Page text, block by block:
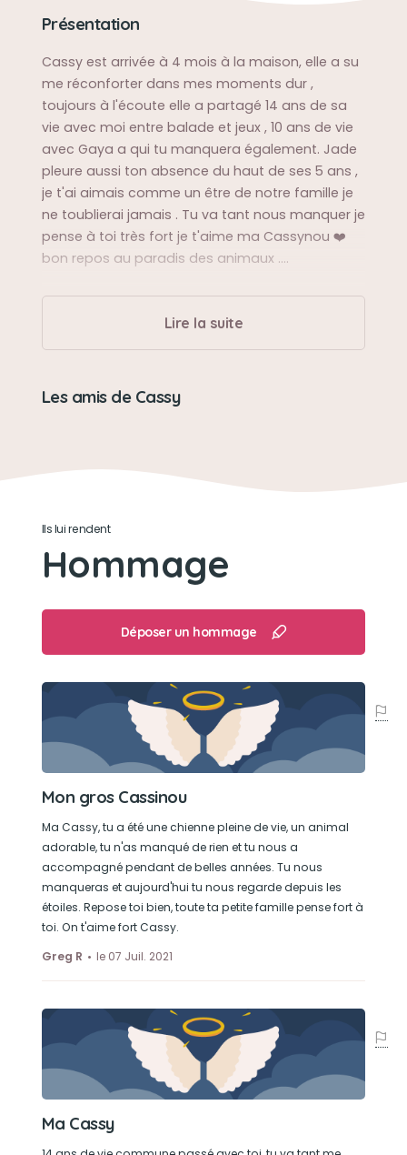
Présentation
Cassy est arrivée à 4 mois à la maison, elle a su
me réconforter dans mes moments dur ,
toujours à l'écoute elle a partagé 14 ans de sa
vie avec moi entre balade et jeux , 10 ans de vie
avec Gaya a qui tu manquera également. Jade
pleure aussi ton absence du haut de ses 5 ans ,
je t'ai aimais comme un être de notre famille je
ne toublierai jamais . Tu va tant nous manquer je
pense à toi très fort je t'aime ma Cassynou ❤️
bon repos au paradis des animaux ....
Les rivières , l'eau
Sa bêtise préférée
Son caractère
Son jouet préféré
Son loisir préféré
Jouer avec sa sœur
Lire la suite
Les amis de Cassy
Ils lui rendent
Hommage
Déposer un hommage
Mon gros Cassinou
Ma Cassy, tu a été une chienne pleine de vie, un animal
adorable, tu n'as manqué de rien et tu nous a
accompagné pendant de belles années. Tu nous
manqueras et aujourd'hui tu nous regarde depuis les
étoiles. Repose toi bien, toute ta petite famille pense fort à
toi. On t'aime fort Cassy.
Greg R
le 07 Juil. 2021
Ma Cassy